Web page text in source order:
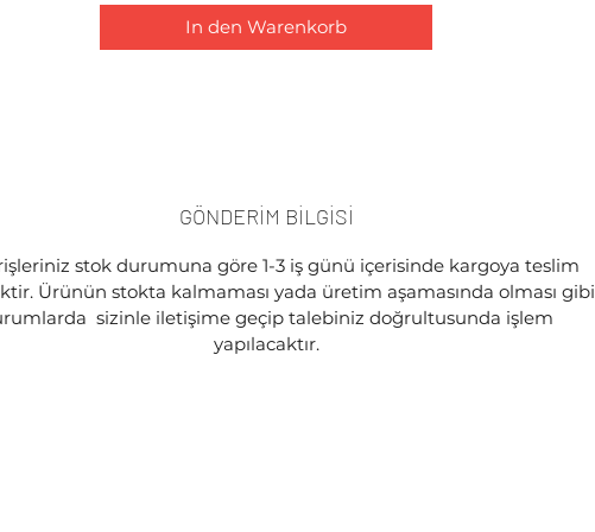
In den Warenkorb
GÖNDERİM BİLGİSİ
stok durumuna göre 1-3 iş günü içerisinde kargoya teslim
Ürünün stokta kalmaması yada üretim aşamasında olması gibi
sizinle iletişime geçip talebiniz doğrultusunda işlem
yapılacaktır.